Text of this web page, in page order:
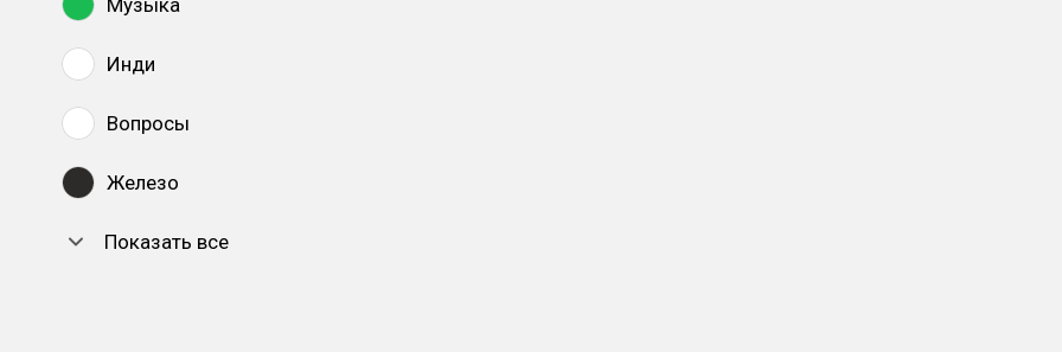
Музыка
Инди
Вопросы
Железо
Показать все